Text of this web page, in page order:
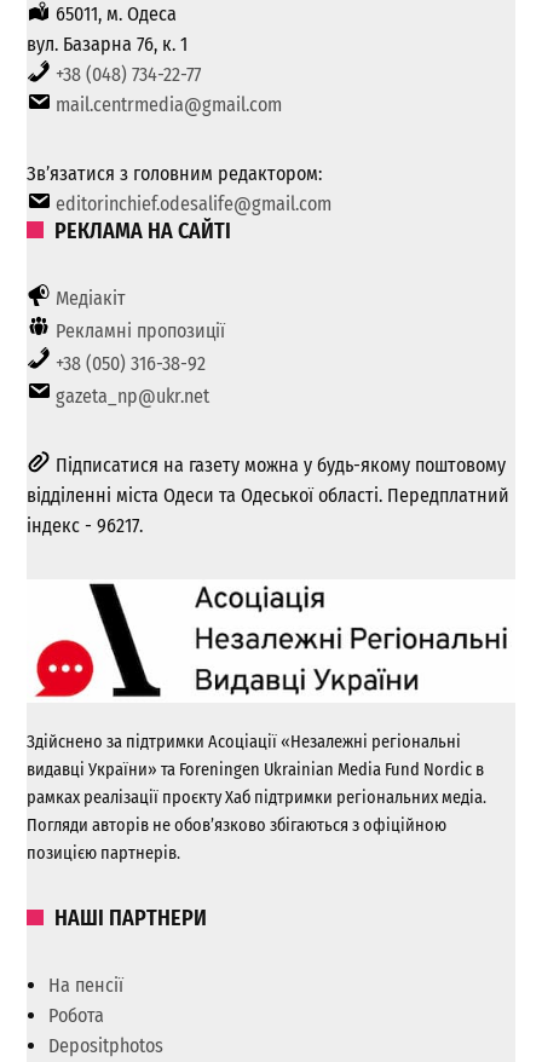
65011, м. Одеса
вул. Базарна 76, к. 1
+38 (048) 734-22-77
mail.centrmedia@gmail.com
Зв’язатися з головним редактором:
editorinchief.odesalife@gmail.com
РЕКЛАМА НА САЙТІ
Медіакіт
Рекламні пропозиції
+38 (050) 316-38-92
gazeta_np@ukr.net
Підписатися на газету можна у будь-якому поштовому
відділенні міста Одеси та Одеської області. Передплатний
індекс - 96217.
Здійснено за підтримки Асоціації «Незалежні регіональні
видавці України» та Foreningen Ukrainian Media Fund Nordic в
рамках реалізації проєкту Хаб підтримки регіональних медіа.
Погляди авторів не обов’язково збігаються з офіційною
позицією партнерів.
НАШІ ПАРТНЕРИ
На пенсії
Робота
Depositphotos